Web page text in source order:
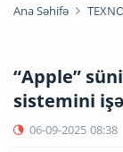
Ana Səhifə
“Apple”
sistemini
06-09-2025 08:38